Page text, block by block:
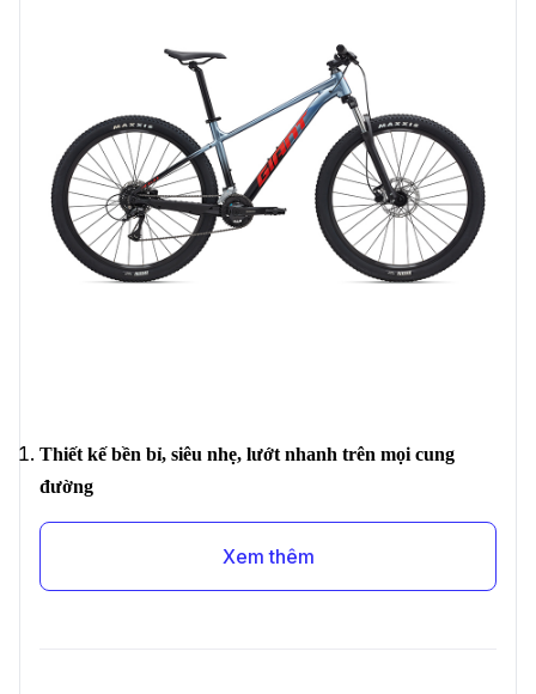
Thiết kế bền bỉ, siêu nhẹ, lướt nhanh trên mọi cung
đường
Xem thêm